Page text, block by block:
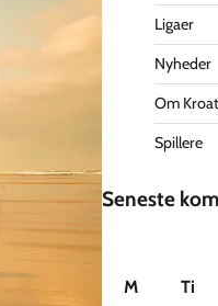
Ligaer
Nyheder
Om
Spillere
Seneste
M
Ti